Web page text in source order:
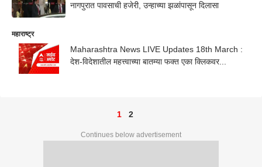
नागपुरात पावसाची हजेरी, उन्हाच्या झळांपासून दिलासा
महाराष्ट्र
Maharashtra News LIVE Updates 18th March :
देश-विदेशातील महत्त्वाच्या बातम्या फक्त एका क्लिकवर...
1 2
Continues below advertisement